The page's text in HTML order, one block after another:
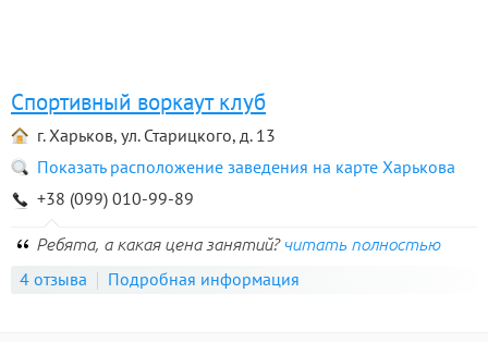
Спортивный воркаут клуб
г. Харьков, ул. Старицкого, д. 13
Показать расположение заведения на карте Харькова
+38 (099) 010-99-89
Ребята, а какая цена занятий? читать полностью
4 отзыва Подробная информация